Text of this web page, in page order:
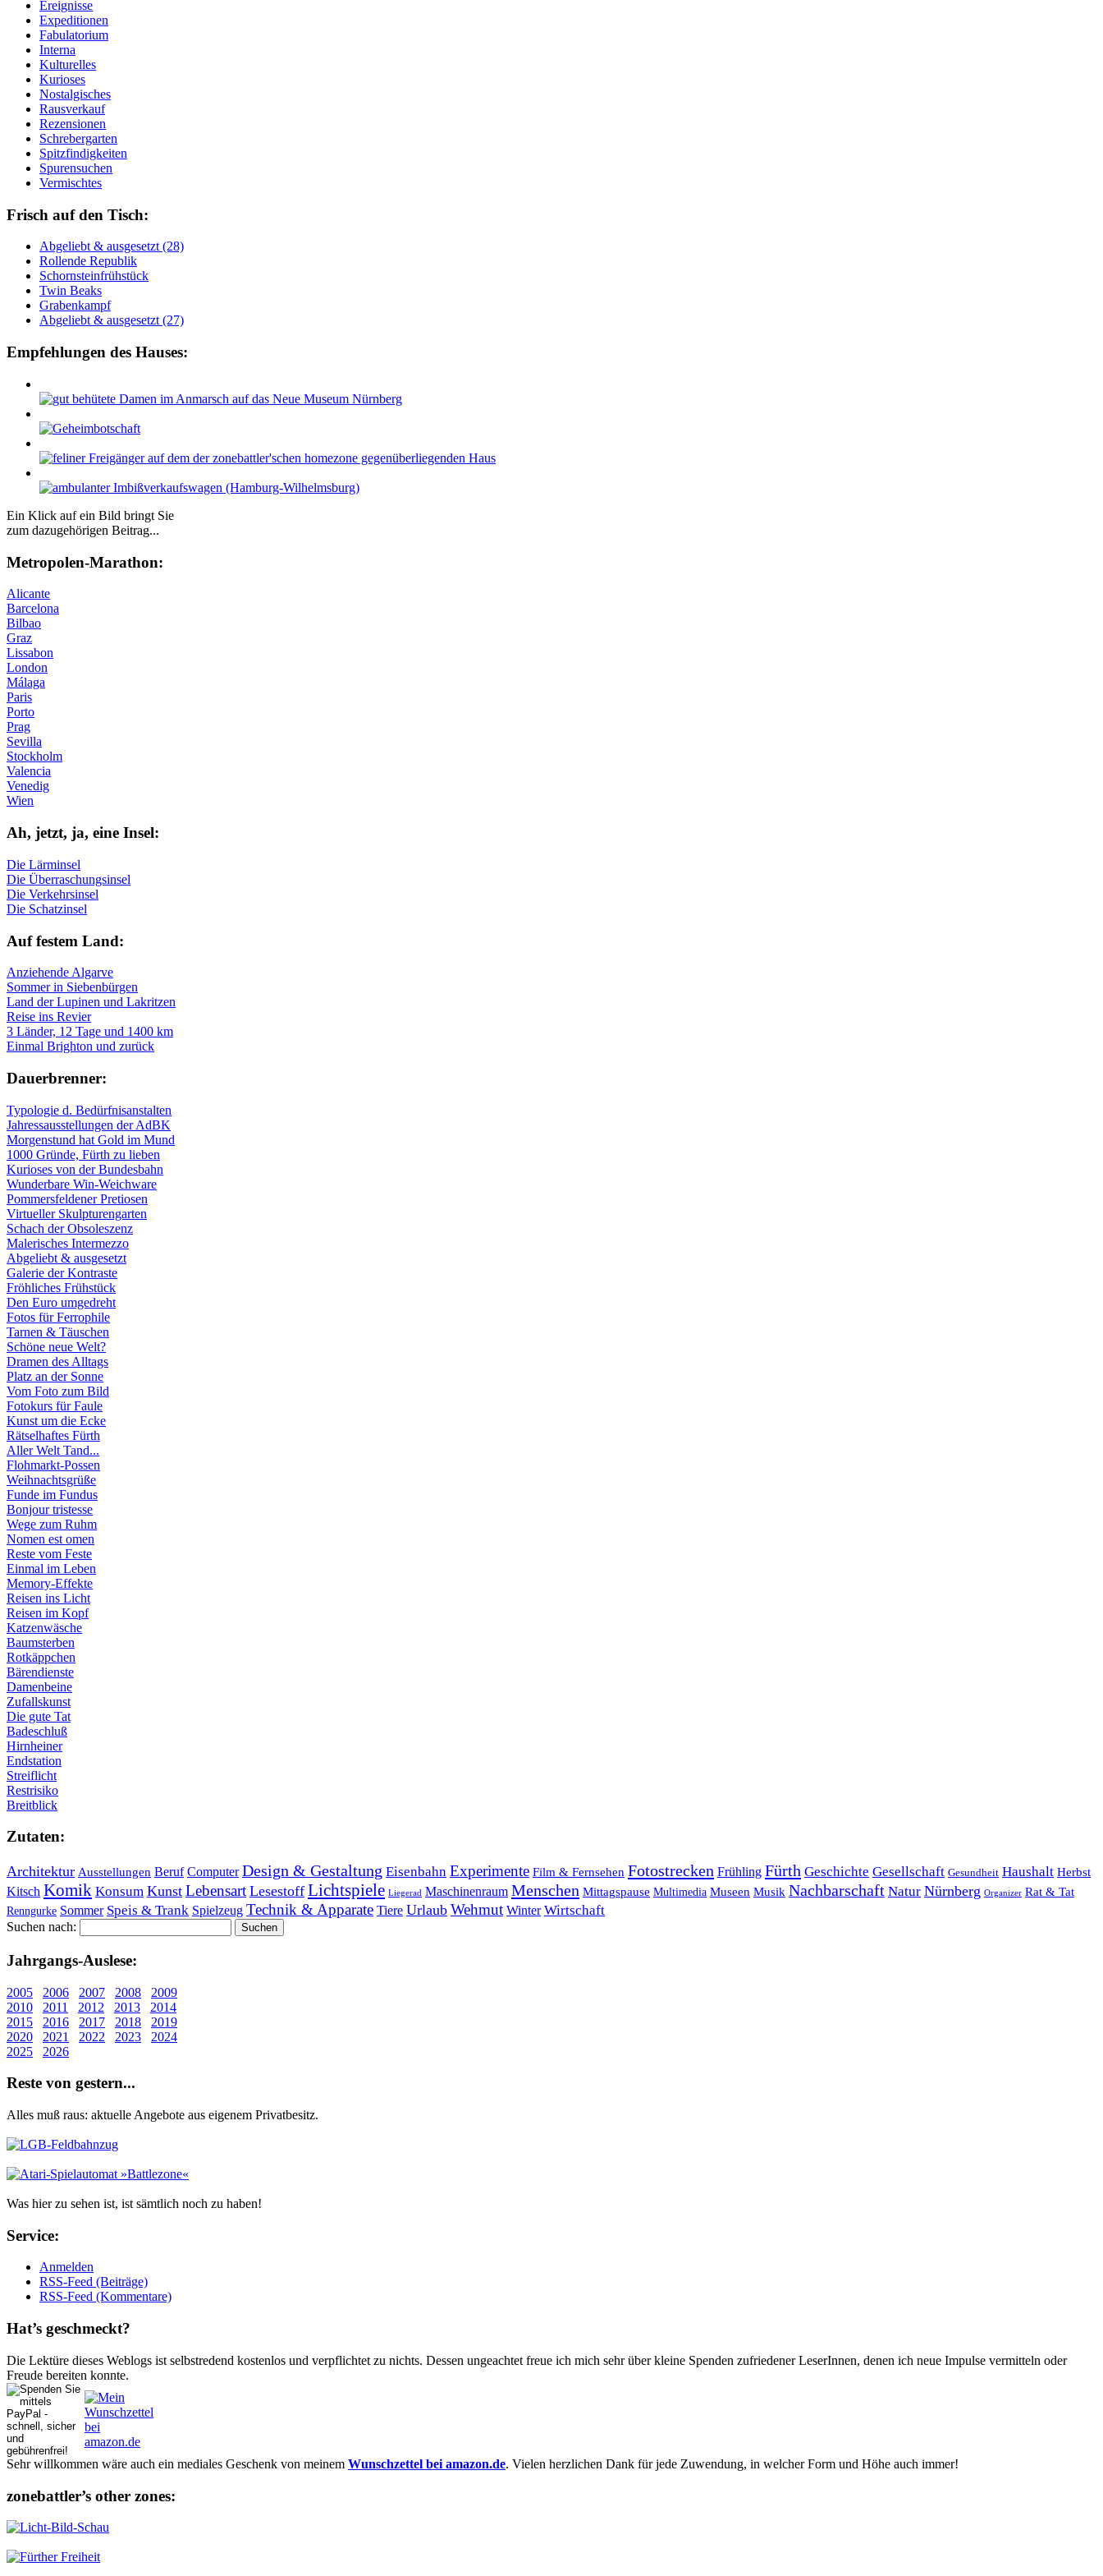
Ereignisse
Expeditionen
Fabulatorium
Interna
Kulturelles
Kurioses
Nostalgisches
Rausverkauf
Rezensionen
Schrebergarten
Spitzfindigkeiten
Spurensuchen
Vermischtes
Frisch auf den Tisch:
Ab­ge­liebt & aus­ge­setzt (28)
Rol­len­de Re­pu­blik
Schorn­stein­früh­stück
Twin Beaks
Gra­ben­kampf
Ab­ge­liebt & aus­ge­setzt (27)
Empfehlungen des Hauses:
Ein Klick auf ein Bild bringt Sie
zum dazugehörigen Beitrag...
Me­tro­po­len-Ma­ra­thon:
Alicante
Barcelona
Bilbao
Graz
Lissabon
London
Málaga
Paris
Porto
Prag
Sevilla
Stockholm
Valencia
Venedig
Wien
Ah, jetzt, ja, ei­ne In­sel:
Die Lärminsel
Die Überraschungsinsel
Die Verkehrsinsel
Die Schatzinsel
Auf fe­stem Land:
Anziehende Algarve
Sommer in Siebenbürgen
Land der Lupinen und Lakritzen
Reise ins Revier
3 Länder, 12 Tage und 1400 km
Einmal Brighton und zurück
Dau­er­bren­ner:
Typologie d. Bedürfnisanstalten
Jahressausstellungen der AdBK
Morgenstund hat Gold im Mund
1000 Gründe, Fürth zu lieben
Kurioses von der Bundesbahn
Wunderbare Win-Weichware
Pommersfeldener Pretiosen
Virtueller Skulpturengarten
Schach der Obsoleszenz
Malerisches Intermezzo
Abgeliebt & ausgesetzt
Galerie der Kontraste
Fröhliches Frühstück
Den Euro umgedreht
Fotos für Ferrophile
Tarnen & Täuschen
Schöne neue Welt?
Dramen des Alltags
Platz an der Sonne
Vom Foto zum Bild
Fotokurs für Faule
Kunst um die Ecke
Rätselhaftes Fürth
Aller Welt Tand...
Flohmarkt-Possen
Weihnachtsgrüße
Funde im Fundus
Bonjour tristesse
Wege zum Ruhm
Nomen est omen
Reste vom Feste
Einmal im Leben
Memory-Effekte
Reisen ins Licht
Reisen im Kopf
Katzenwäsche
Baumsterben
Rotkäppchen
Bärendienste
Damenbeine
Zufallskunst
Die gute Tat
Badeschluß
Hirnheiner
Endstation
Streiflicht
Restrisiko
Breitblick
Zu­ta­ten:
Architektur Ausstellungen Beruf Computer Design & Gestaltung Eisenbahn Experimente Film & Fernsehen Fotostrecken Frühling Fürth Geschichte Gesellschaft Gesundheit Haushalt Herbst
Kitsch Komik Konsum Kunst Lebensart Lesestoff Lichtspiele Liegerad Maschinenraum Menschen Mittagspause Multimedia Museen Musik Nachbarschaft Natur Nürnberg Organizer Rat & Tat
Renngurke Sommer Speis & Trank Spielzeug Technik & Apparate Tiere Urlaub Wehmut Winter Wirtschaft
Suchen nach:
Jahr­gangs-Aus­le­se:
2005 2006 2007 2008
2009
2010
2011 2012 2013
2014
2015
2016 2017 2018
2019
2020
2021 2022 2023
2024
2025
2026
Re­ste von ge­stern...
Alles muß raus: aktuelle An­ge­bo­te aus eigenem Privatbesitz.
Was hier zu sehen ist, ist sämt­lich noch zu haben!
Ser­vice:
Anmelden
RSS-Feed (Beiträge)
RSS-Feed (Kommentare)
Hat’s ge­schmeckt?
Die Lektüre dieses Weblogs ist selbstredend kostenlos und ver­pflich­tet zu nichts. Dessen un­ge­achtet freue ich mich sehr über kleine Spenden zufriedener Le­serInnen, denen ich neue Im­pul­se vermitteln oder
Freude bereiten konnte.
Sehr willkommen wäre auch ein mediales Geschenk von meinem Wunschzettel bei amazon.de. Vielen herzlichen Dank für jede Zuwendung, in welcher Form und Höhe auch immer!
zonebattler’s other zo­nes: